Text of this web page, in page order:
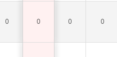
0 0 0 0